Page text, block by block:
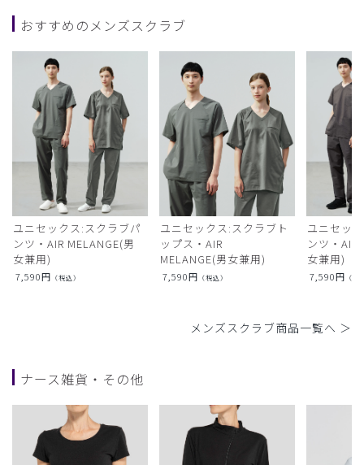
おすすめのメンズスクラブ
ユニセックス:スクラブパ
ンツ・AIR MELANGE(男
女兼用)
7,590円 （税込）
ユニセックス:スクラブト
ップス・AIR
MELANGE(男女兼用)
7,590円 （税込）
ユニセッ
ンツ・AIR
女兼用)
7,590円 （税
メンズスクラブ商品一覧へ ＞
ナース雑貨・その他